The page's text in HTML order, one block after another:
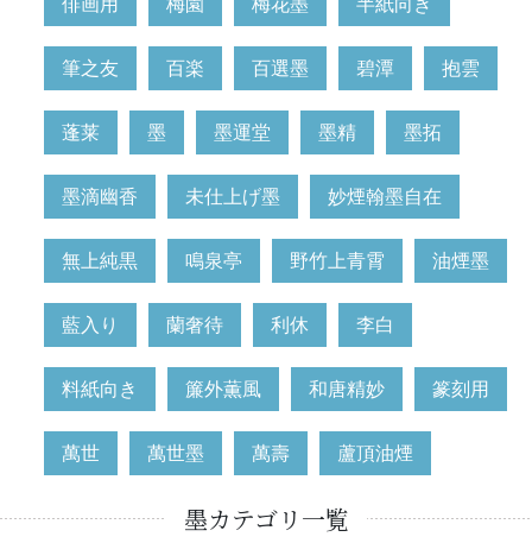
俳画用 梅園 梅花墨 半紙向き
筆之友 百楽 百選墨 碧潭 抱雲
蓬莱 墨 墨運堂 墨精 墨拓
墨滴幽香 未仕上げ墨 妙煙翰墨自在
無上純黒 鳴泉亭 野竹上青霄 油煙墨
藍入り 蘭奢待 利休 李白
料紙向き 簾外薫風 和唐精妙 篆刻用
萬世 萬世墨 萬壽 蘆頂油煙
墨カテゴリ一覧